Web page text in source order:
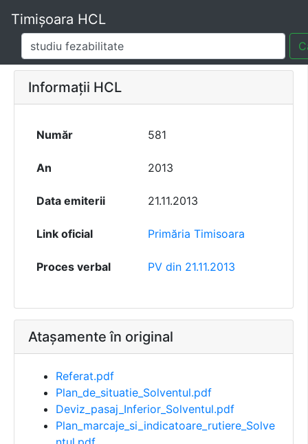
Timișoara HCL
Informații HCL
Număr 581
An 2013
Data emiterii 21.11.2013
Link oficial Primăria Timisoara
Proces verbal PV din 21.11.2013
Atașamente în original
Referat.pdf
Plan_de_situatie_Solventul.pdf
Deviz_pasaj_Inferior_Solventul.pdf
Plan_marcaje_si_indicatoare_rutiere_Solve